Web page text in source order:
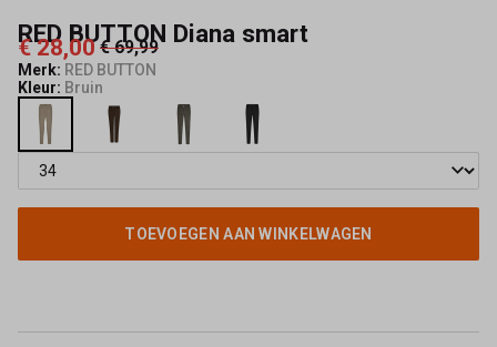
RED BUTTON Diana smart
€ 28,00 € 69,99
Merk: RED BUTTON
Kleur: Bruin
TOEVOEGEN AAN WINKELWAGEN